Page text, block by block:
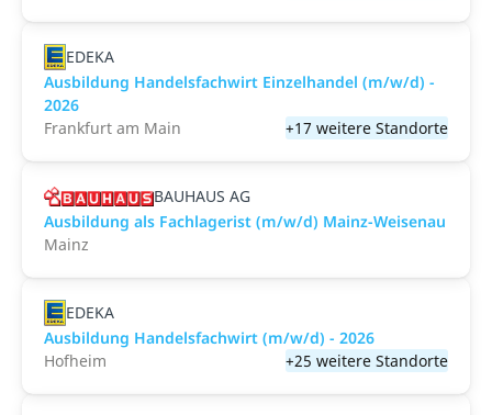
EDEKA
Ausbildung Handelsfachwirt Einzelhandel (m/w/d) -
2026
Frankfurt am Main
+17 weitere Standorte
BAUHAUS AG
Ausbildung als Fachlagerist (m/w/d) Mainz-Weisenau
Mainz
EDEKA
Ausbildung Handelsfachwirt (m/w/d) - 2026
Hofheim
+25 weitere Standorte